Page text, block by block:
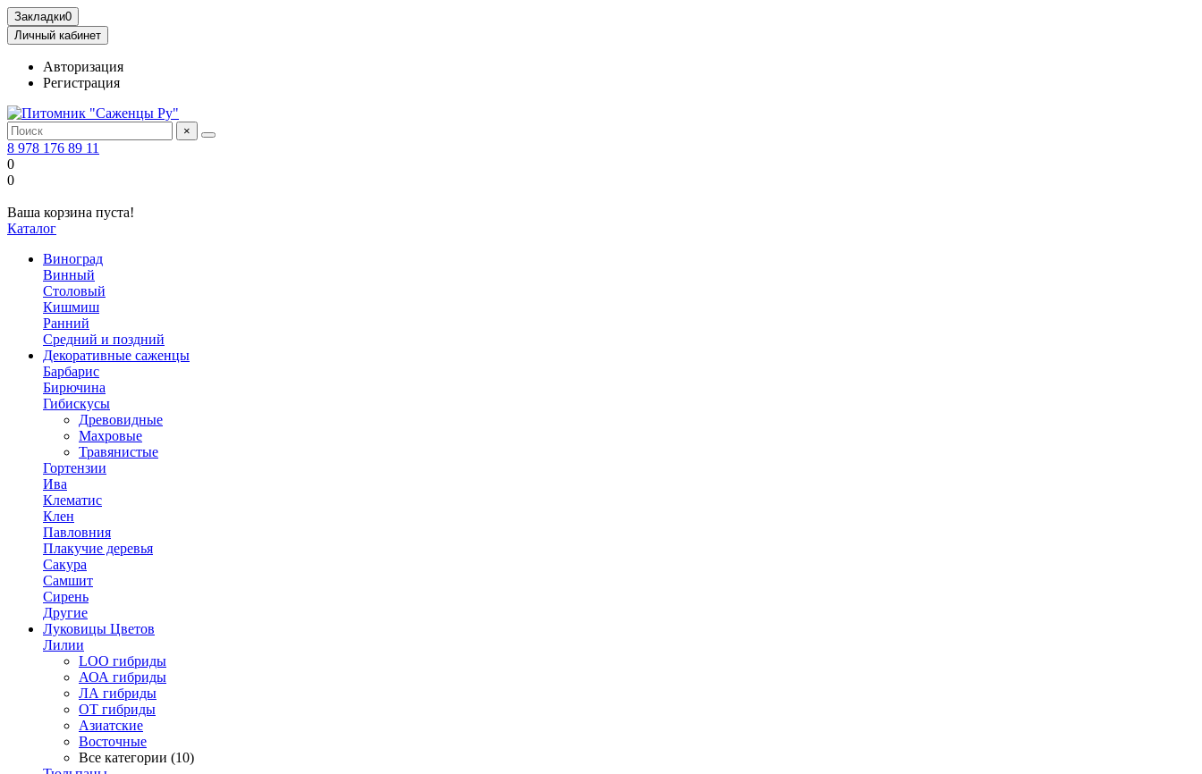
Закладки0
Личный кабинет
Авторизация
Регистрация
×
8 978 176 89 11
0
0
Ваша корзина пуста!
Каталог
Виноград
Винный
Столовый
Кишмиш
Ранний
Средний и поздний
Декоративные саженцы
Барбарис
Бирючина
Гибискусы
Древовидные
Махровые
Травянистые
Гортензии
Ива
Клематис
Клен
Павловния
Плакучие деревья
Сакура
Самшит
Сирень
Другие
Луковицы Цветов
Лилии
LOO гибриды
АОА гибриды
ЛА гибриды
ОТ гибриды
Азиатские
Восточные
Все категории (10)